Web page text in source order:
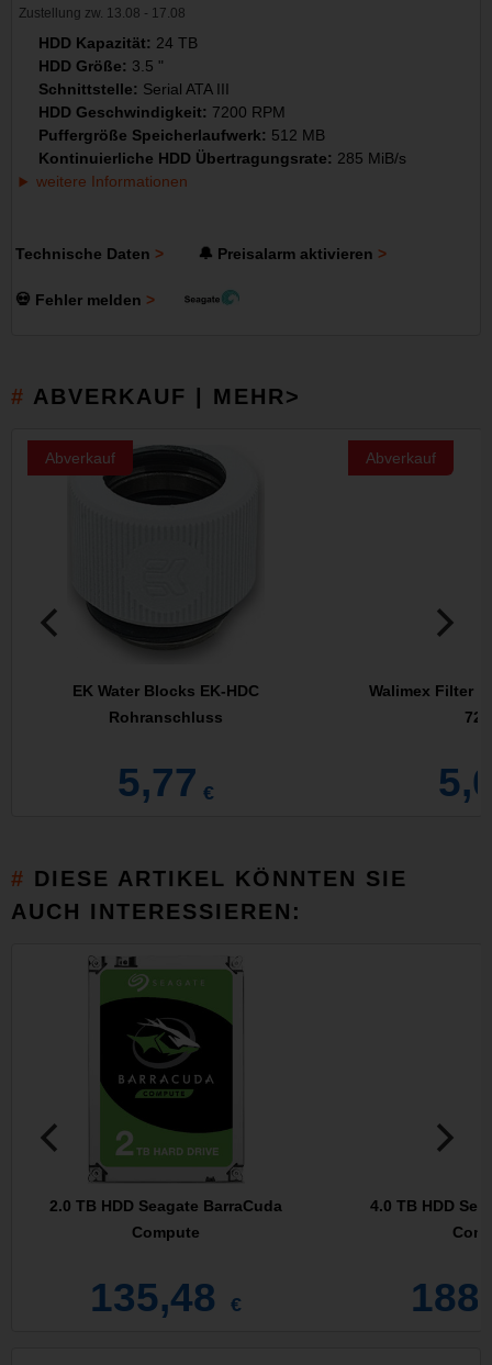
Zustellung zw. 13.08 - 17.08
HDD Kapazität: 24 TB
HDD Größe: 3.5 "
Schnittstelle: Serial ATA III
HDD Geschwindigkeit: 7200 RPM
Puffergröße Speicherlaufwerk: 512 MB
Kontinuierliche HDD Übertragungsrate: 285 MiB/s
weitere Informationen
Technische Daten 🔔 Preisalarm aktivieren
💀 Fehler melden
ABVERKAUF | MEHR>
Abverkauf
EK Water Blocks EK-HDC
Rohranschluss
5,77 €
Abverkauf
Walimex Filter
DIESE ARTIKEL KÖNNTEN SIE
AUCH INTERESSIEREN:
2.0 TB HDD Seagate BarraCuda
Compute
135,48 €
4.0 TB HDD